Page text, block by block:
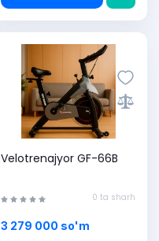
Velotrenajyor GF-66B
0 ta sharh
3 279 000 so'm